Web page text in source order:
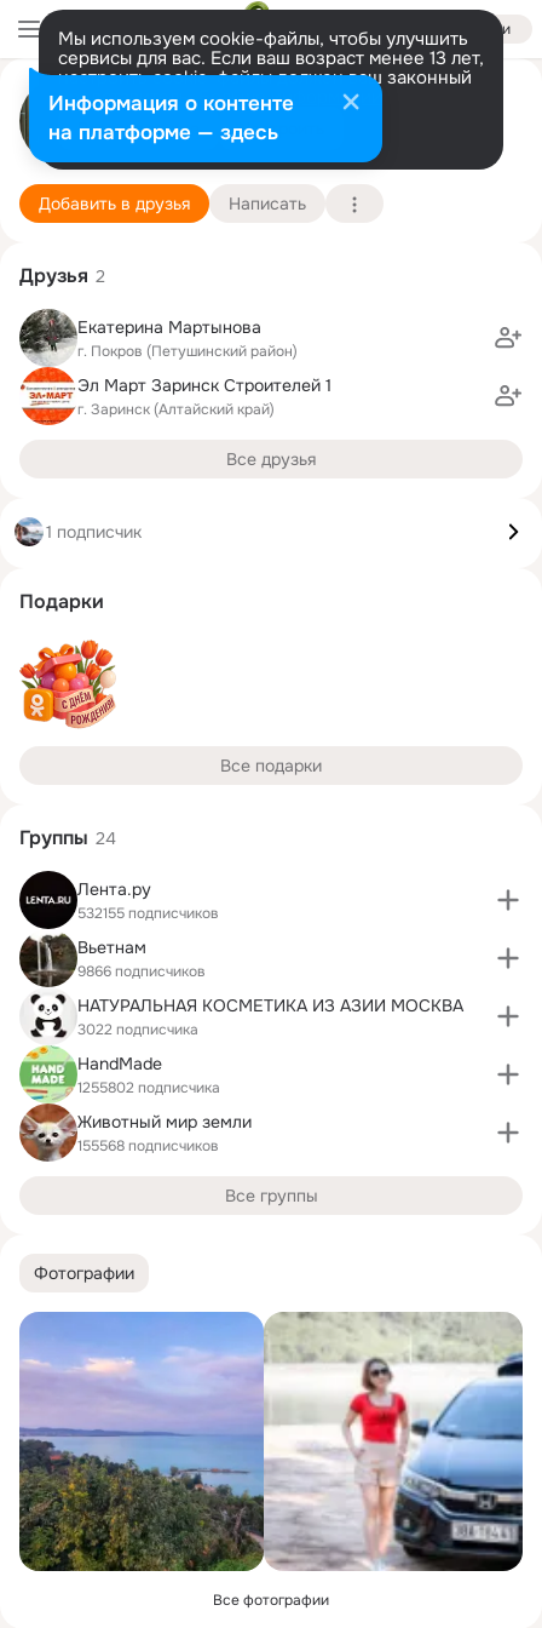
Войти
Мы используем cookie-файлы, чтобы улучшить
сервисы для вас. Если ваш возраст менее 13 лет,
настроить cookie-файлы должен ваш законный
представитель. Больше информации
Разрешить все Настроить
Лана Нгуен
8 мая (53 года) Подробнее
Добавить в друзья Написать
Фотографии
Все фотографии
Друзья 2
Екатерина Мартынова
г. Покров (Петушинский район)
Эл Март Заринск Строителей 1
г. Заринск (Алтайский край)
Все друзья
1 подписчик
Подарки
Все подарки
Группы 24
Лента.ру
532155 подписчиков
Вьетнам
9866 подписчиков
НАТУРАЛЬНАЯ КОСМЕТИКА ИЗ АЗИИ МОСКВА
3022 подписчика
HandMade
1255802 подписчика
Животный мир земли
155568 подписчиков
Все группы
Информация о контенте
на платформе — здесь